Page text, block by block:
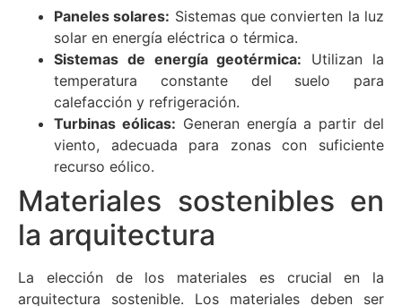
Paneles solares: Sistemas que convierten la luz
solar en energía eléctrica o térmica.
Sistemas de energía geotérmica: Utilizan la
temperatura constante del suelo para
calefacción y refrigeración.
Turbinas eólicas: Generan energía a partir del
viento, adecuada para zonas con suficiente
recurso eólico.
Materiales sostenibles en
la arquitectura
La elección de los materiales es crucial en la
arquitectura sostenible. Los materiales deben ser